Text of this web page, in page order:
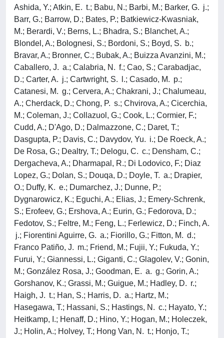
Ashida, Y.; Atkin, E. t.; Babu, N.; Barbi, M.; Barker, G. j.;
Barr, G.; Barrow, D.; Bates, P.; Batkiewicz-Kwasniak,
M.; Berardi, V.; Berns, L.; Bhadra, S.; Blanchet, A.;
Blondel, A.; Bolognesi, S.; Bordoni, S.; Boyd, S. b.;
Bravar, A.; Bronner, C.; Bubak, A.; Buizza Avanzini, M.;
Caballero, J. a.; Calabria, N. f.; Cao, S.; Carabadjac,
D.; Carter, A. j.; Cartwright, S. l.; Casado, M. p.;
Catanesi, M. g.; Cervera, A.; Chakrani, J.; Chalumeau,
A.; Cherdack, D.; Chong, P. s.; Chvirova, A.; Cicerchia,
M.; Coleman, J.; Collazuol, G.; Cook, L.; Cormier, F.;
Cudd, A.; D'Ago, D.; Dalmazzone, C.; Daret, T.;
Dasgupta, P.; Davis, C.; Davydov, Yu. i.; De Roeck, A.;
De Rosa, G.; Dealtry, T.; Delogu, C. c.; Densham, C.;
Dergacheva, A.; Dharmapal, R.; Di Lodovico, F.; Diaz
Lopez, G.; Dolan, S.; Douqa, D.; Doyle, T. a.; Drapier,
O.; Duffy, K. e.; Dumarchez, J.; Dunne, P.;
Dygnarowicz, K.; Eguchi, A.; Elias, J.; Emery-Schrenk,
S.; Erofeev, G.; Ershova, A.; Eurin, G.; Fedorova, D.;
Fedotov, S.; Feltre, M.; Feng, L.; Ferlewicz, D.; Finch, A.
j.; Fiorentini Aguirre, G. a.; Fiorillo, G.; Fitton, M. d.;
Franco Patiño, J. m.; Friend, M.; Fujii, Y.; Fukuda, Y.;
Furui, Y.; Giannessi, L.; Giganti, C.; Glagolev, V.; Gonin,
M.; González Rosa, J.; Goodman, E. a. g.; Gorin, A.;
Gorshanov, K.; Grassi, M.; Guigue, M.; Hadley, D. r.;
Haigh, J. t.; Han, S.; Harris, D. a.; Hartz, M.;
Hasegawa, T.; Hassani, S.; Hastings, N. c.; Hayato, Y.;
Heitkamp, I.; Henaff, D.; Hino, Y.; Hogan, M.; Holeczek,
J.; Holin, A.; Holvey, T.; Hong Van, N. t.; Honjo, T.;